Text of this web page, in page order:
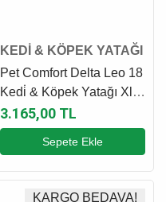
KEDİ & KÖPEK YATAĞI
Pet Comfort Delta Leo 18
Kedi̇ & Köpek Yatağı Xl -
95 x 120 Cm
3.165,00 TL
Sepete Ekle
KARGO BEDAVA!